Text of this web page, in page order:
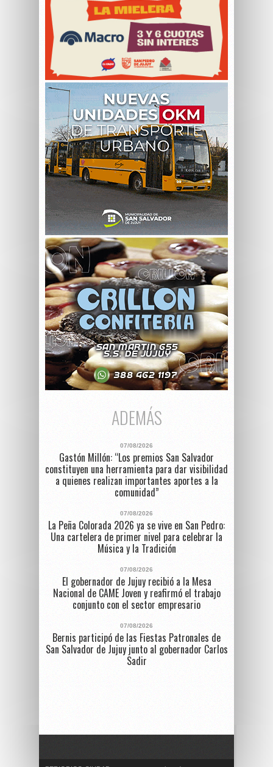
ADEMÁS
07/08/2026
Gastón Millón: “Los premios San Salvador
constituyen una herramienta para dar visibilidad
a quienes realizan importantes aportes a la
comunidad”
07/08/2026
La Peña Colorada 2026 ya se vive en San Pedro:
Una cartelera de primer nivel para celebrar la
Música y la Tradición
07/08/2026
El gobernador de Jujuy recibió a la Mesa
Nacional de CAME Joven y reafirmó el trabajo
conjunto con el sector empresario
07/08/2026
Bernis participó de las Fiestas Patronales de
San Salvador de Jujuy junto al gobernador Carlos
Sadir